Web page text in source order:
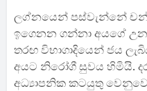
ලග්නයෙන් පස්වැන්නේ
ඉගෙනන ගන්නා අයගේ
තරඟ විභාගාදියෙන් ජය
අයට නිරෝගී සුවය හිමියි.
අධ්‍යාපනික කටයුතු